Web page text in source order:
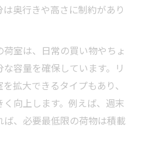
奥行きや高さに制約があり
室は、日常の買い物やちょ
容量を確保しています。リ
拡大できるタイプもあり、
向上します。例えば、週末
、必要最低限の荷物は積載